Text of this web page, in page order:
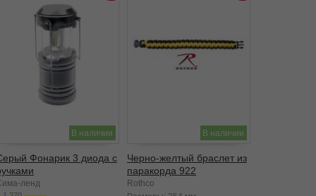
В наличии
Фонарик 3 диода с
ленд
В наличии
Черно-желтый браслет из
паракорда 922
Rothco